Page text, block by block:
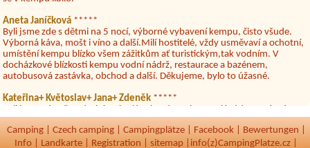
Aneta Janíčková *****
Byli jsme zde s dětmi na 5 nocí, výborné vybavení kempu, čisto všude.
Výborná káva, mošt i víno a další.Milí hostitelé, vždy usměvaví a ochotní,
umístění kempu blízko všem zážitkům ať turistickým,tak vodním. V
docházkové blízkosti kempu vodní nádrž, restaurace a bazénem,
autobusová zastávka, obchod a další. Děkujeme, bylo to úžasné.
Kateřina+ Květoslav+ Jana+ Zdeněk *****
Byli jsme zde už podruhé, minulý rok 3 dny a letos celý týden. Krásný,
klidný kemp. Čisté, nově vybavené chatky, milý a ochotní majitelé, dobré
víno, možnost grilování nebo jen opečení špekačků😄. Velké množství
variant na výlety po okolí. Za nás super dovolená 🤩🤩
Camping Czech camping Campingplätze Facebook Bewertungen
Info
Landkarte Registration sitemap info(z)CampingPlatze.cz |